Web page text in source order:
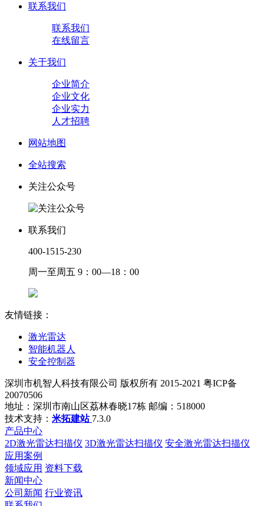
联系我们
联系我们
在线留言
关于我们
企业简介
企业文化
企业实力
人才招聘
网站地图
全站搜索
关注公众号
联系我们
400-1515-230
周一至周五 9：00—18：00
友情链接：
激光雷达
智能机器人
安全控制器
深圳市机智人科技有限公司 版权所有 2015-2021 粤ICP备
20070506
地址：深圳市南山区荔林春晓17栋 邮编：518000
技术支持： 米拓建站 7.3.0
产品中心
2D激光雷达扫描仪 3D激光雷达扫描仪 安全激光雷达扫描仪
应用案例
领域应用 资料下载
新闻中心
公司新闻 行业资讯